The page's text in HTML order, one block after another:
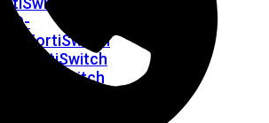
FortiSwitch
FortiSwitch
Fortiswitch